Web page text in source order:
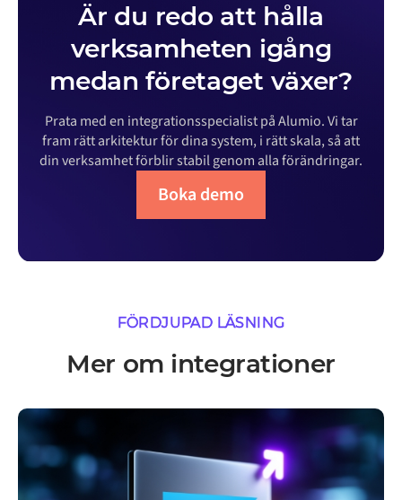
Är du redo att hålla
verksamheten igång
medan företaget växer?
Prata med en integrationsspecialist på Alumio. Vi tar
fram rätt arkitektur för dina system, i rätt skala, så att
din verksamhet förblir stabil genom alla förändringar.
Boka demo
FÖRDJUPAD LÄSNING
Mer om integrationer